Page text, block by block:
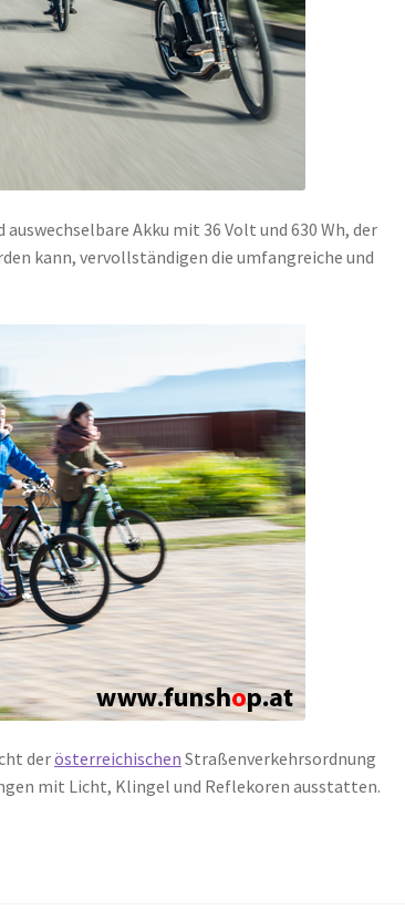
Akku mit 36 Volt und 630 Wh, der
kann, vervollständigen die umfangreiche und
derösterreichischen Straßenverkehrsordnung
mit Licht, Klingel und Reflekoren ausstatten.